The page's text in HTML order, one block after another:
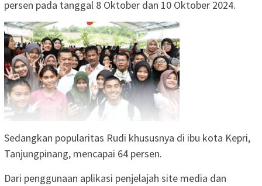
persen pada tanggal 8 Oktober dan 10 Oktober 2024.
Sedangkan popularitas Rudi khususnya di ibu kota Kepri,
Tanjungpinang, mencapai 64 persen.
Dari penggunaan aplikasi penjelajah site media dan